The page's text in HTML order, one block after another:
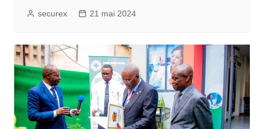
securex 21 mai 2024